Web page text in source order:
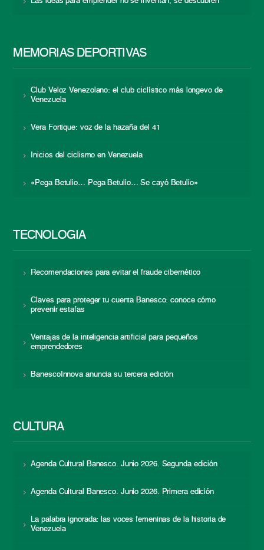
MEMORIAS DEPORTIVAS
Club Veloz Venezolano: el club ciclístico más longevo de
Venezuela
Vera Fortique: voz de la hazaña del 41
Inicios del ciclismo en Venezuela
«Pega Betulio… Pega Betulio… Se cayó Betulio»
TECNOLOGÍA
Recomendaciones para evitar el fraude cibernético
Claves para proteger tu cuenta Banesco: conoce cómo
prevenir estafas
Ventajas de la inteligencia artificial para pequeños
emprendedores
BanescoInnova anuncia su tercera edición
CULTURA
Agenda Cultural Banesco. Junio 2026. Segunda edición
Agenda Cultural Banesco. Junio 2026. Primera edición
La palabra ignorada: las voces femeninas de la historia de
Venezuela